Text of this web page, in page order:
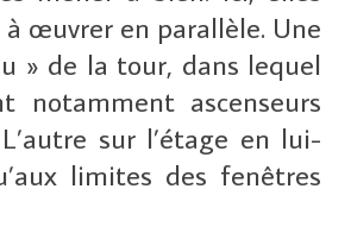
œuvrer en parallèle. Une
» de la tour, dans lequel
notamment ascenseurs
sur l’étage en lui-
limites des fenêtres